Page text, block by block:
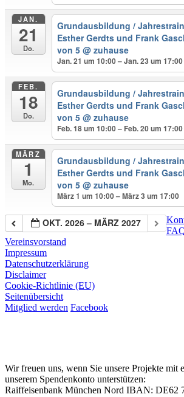
JAN.
21
Do.
Grundausbildung /
Esther Gerdts und Frank
von 5@ zuhause
Jan. 21 um 10:00 – Jan. 23 um 17:00
FEB.
18
Do.
Grundausbildung /
Esther Gerdts und Frank
von 5@ zuhause
Feb. 18 um 10:00 – Feb. 20 um 17:00
MÄRZ
1
Mo.
Grundausbildung /
Esther Gerdts und Frank
von 5@ zuhause
März 1 um 10:00 – März 3 um 17:00
OKT. 2026 – MÄRZ 2027
Vereinsvorstand
Impressum
Datenschutzerklärung
Disclaimer
Cookie-Richtlinie (EU)
Seitenübersicht
Mitglied werden Facebook
Wir freuen uns, wenn Sie unsere Projekte mit
unserem Spendenkonto unterstützen:
Raiffeisenbank München Nord IBAN: DE62